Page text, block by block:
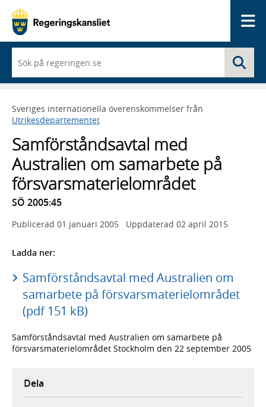
du
börjar
skriva
framträder
en
med
sökförslag
Sveriges internationella överenskommelser från
Utrikesdepartementet
Samförståndsavtal med
Australien om samarbete på
försvarsmaterielområdet
SÖ 2005:45
Publicerad 01 januari 2005 Uppdaterad 02 april 2015
Ladda ner:
Samförståndsavtal med Australien om
samarbete på försvarsmaterielområdet
(pdf 151 kB)
Samförståndsavtal med Australien om samarbete på
försvarsmaterielområdet Stockholm den 22 september 2005
Dela